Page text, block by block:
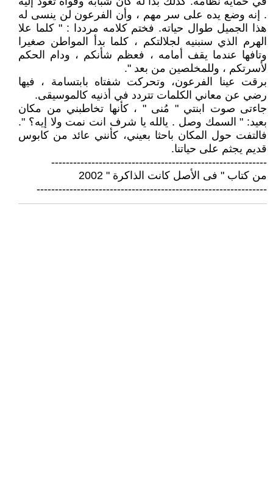
. إنه وضع يده على سر مهم ، وأن الفرعون لن ينسى له
هذا الجميل طوال حياته. فختم کلامه مرددا : " كلما علا
الهرم الذي سنبنيه لجلالتكم ، كلما بدأ المواطن صغيرا
وتافها عندما يقف أمامه ، فعظم شأنكم ، ودام الحكم
لأسرتكم ، وللمخلصين من بعد ".
برقت عينا الفرعون، وتحركت شفتاه بابتسامة ، فيها
رضي عن معاني الكلمات تتردد في أذنيه كالموسيقى.
جاءتی صوت ابنتي " مُنى " ، كأنها تخاطبني من مكان
بعيد: " السمك وصل . يالله یا شرف انت نمت ولا إيه؟ ".
فالتفت حول المكان باحثا بعيني، كأنني عائد من كابوس
قديم يجثم على حياتنا.
-----------------------------------------------------------
من كتاب " فى الأصل كانت الذاكرة " 2002
---------------------------------------------------------------